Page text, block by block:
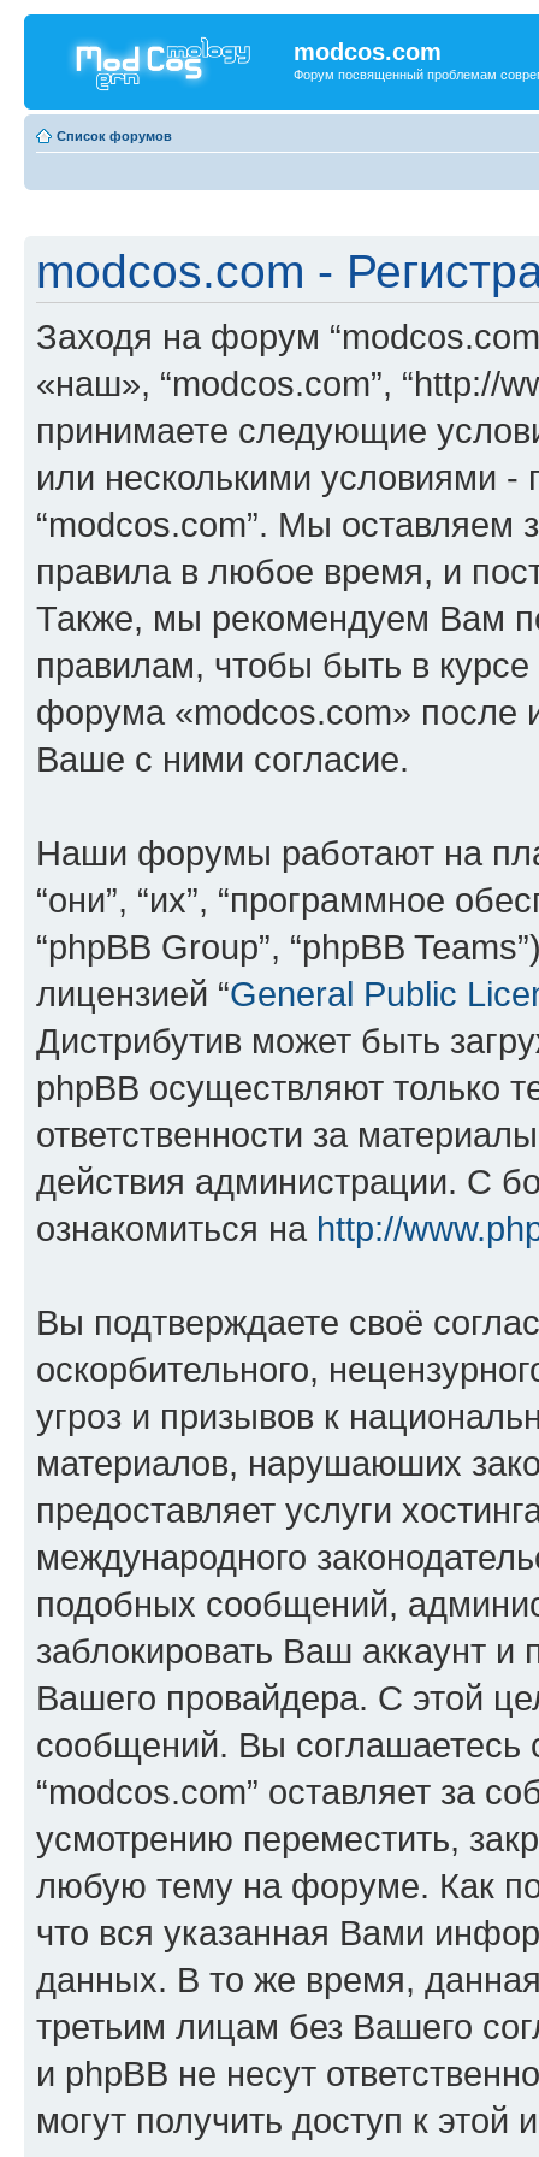
modcos.com
Форум посвященный проблемам
Список форумов
modcos.com -
Заходя на форум
«наш», “modcos.com”, “http://
принимаете следующие
или несколькими условиями
“modcos.com”. Мы оставляем
правила в любое время, и
Также, мы рекомендуем Вам
правилам, чтобы быть в
форума «modcos.com» после
Ваше с ними согласие.
Наши форумы работают на
“они”, “их”, “программное
“phpBB Group”, “phpBB
лицензией “General Public
Дистрибутив может быть
phpBB осуществляют только
ответственности за
действия администрации. С
ознакомиться на http://
Вы подтверждаете своё
оскорбительного,
угроз и призывов к
материалов, нарушаюших
предоставляет услуги
международного
подобных сообщений,
заблокировать Ваш аккаунт и
Вашего провайдера. С этой
сообщений. Вы соглашаетесь
“modcos.com” оставляет за
усмотрению переместить,
любую тему на форуме. Как
что вся указанная Вами
данных. В то же время,
третьим лицам без Вашего
и phpBB не несут
могут получить доступ к